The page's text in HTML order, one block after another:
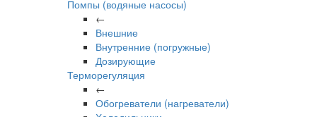
Помпы (водяные насосы)
←
Внешние
Внутренние (погружные)
Дозирующие
Терморегуляция
←
Обогреватели (нагреватели)